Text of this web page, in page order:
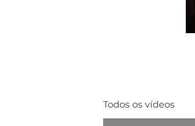
Todos os vídeos